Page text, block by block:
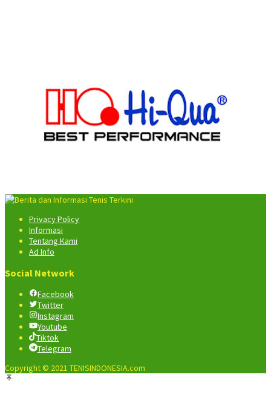
Privacy Policy
Informasi
Tentang Kami
Ad Info
Social Network
Facebook
Twitter
Instagram
Youtube
Tiktok
Telegram
Copyright © 2021 TENISINDONESIA.com